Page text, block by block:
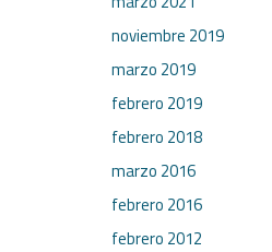
noviembre 2019
marzo 2019
febrero 2019
febrero 2018
marzo 2016
febrero 2016
febrero 2012